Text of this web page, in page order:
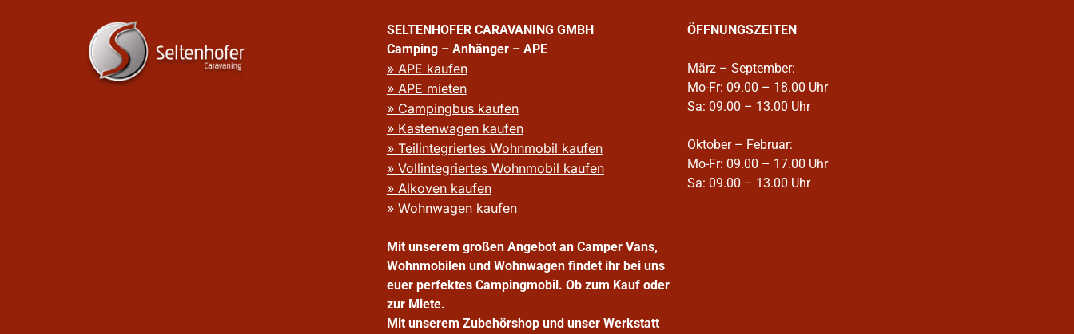
SELTENHOFER CARAVANING GMBH
Camping – Anhänger – APE
» APE kaufen
» APE mieten
» Campingbus kaufen
» Kastenwagen kaufen
» Teilintegriertes Wohnmobil kaufen
» Vollintegriertes Wohnmobil kaufen
» Alkoven kaufen
» Wohnwagen kaufen
Mit unserem großen Angebot an Camper Vans,
Wohnmobilen und Wohnwagen findet ihr bei uns
euer perfektes Campingmobil. Ob zum Kauf oder
zur Miete.
Mit unserem Zubehörshop und unser Werkstatt
ÖFFNUNGSZEITEN
März – September:
Mo-Fr: 09.00 – 18.00 Uhr
Sa: 09.00 – 13.00 Uhr
Oktober – Februar:
Mo-Fr: 09.00 – 17.00 Uhr
Sa: 09.00 – 13.00 Uhr